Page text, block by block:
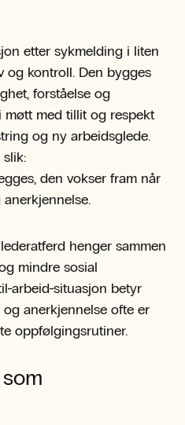
etter sykmelding i liten
og kontroll. Den bygges
forståelse og
med tillit og respekt
og ny arbeidsglede.
den vokser fram når
henger sammen
mindre sosial
arbeid-situasjon betyr
anerkjennelse ofte er
oppfølgingsrutiner.